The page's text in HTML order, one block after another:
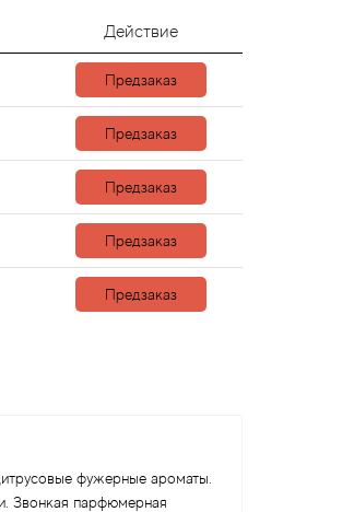
Действие
Предзаказ
Предзаказ
Предзаказ
Предзаказ
Предзаказ
фужерные ароматы.
Звонкая парфюмерная